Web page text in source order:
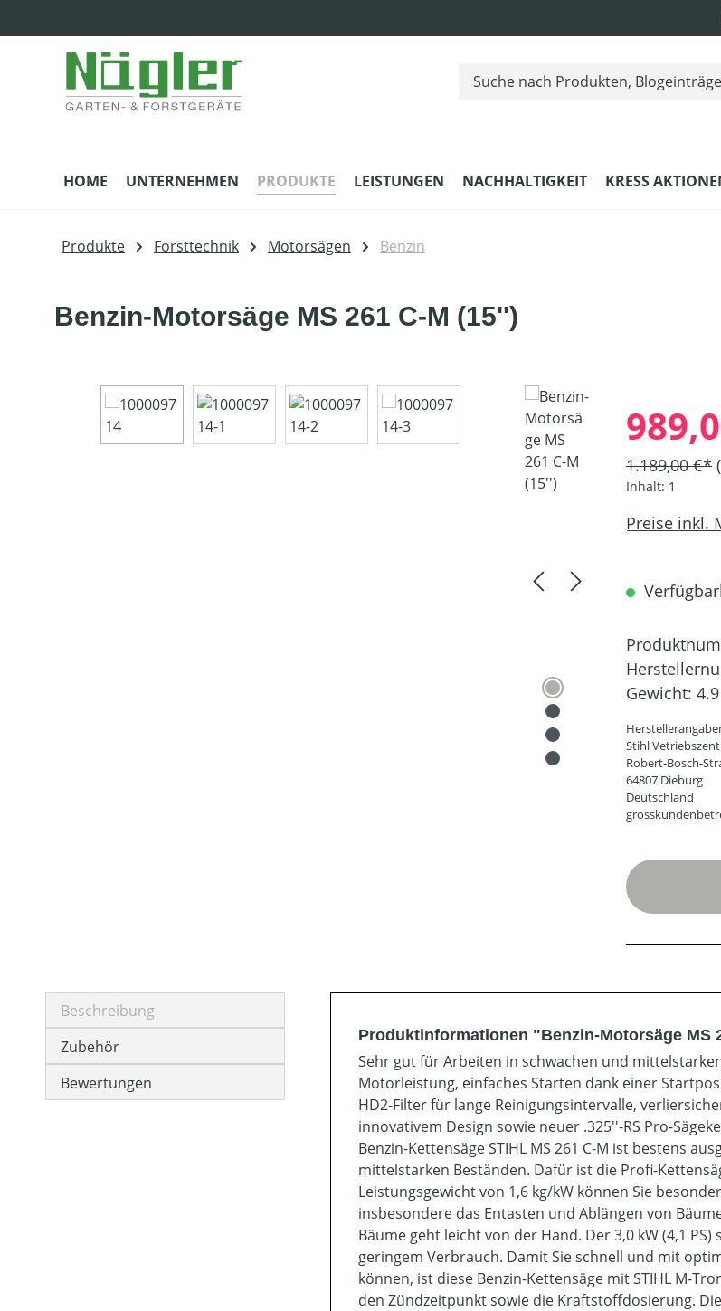
HOME UNTERNEHMEN PRODUKTE LEISTUNGEN NACHHALTIGKEIT KRESS
Produkte Forsttechnik Motorsägen Benzin
Benzin-Motorsäge MS 261 C-M (15'')
Bildergalerie überspringen
1.189,00 €*
Inhalt: 1
Preise inkl.
Gewicht:
Stihl
Robert-Bosch-
64807 Dieburg
Deutschland
Beschreibung
Zubehör
Bewertungen
Produktinformationen "Benzin-Motorsäge MS
Sehr gut für Arbeiten in schwachen und
Motorleistung, einfaches Starten dank einer
HD2-Filter für lange Reinigungsintervalle,
innovativem Design sowie neuer .325''-RS Pro-
Benzin-Kettensäge STIHL MS 261 C-M ist bestens
mittelstarken Beständen. Dafür ist die Profi-
Leistungsgewicht von 1,6 kg/kW können Sie
insbesondere das Entasten und Ablängen von
Bäume geht leicht von der Hand. Der 3,0 kW (4,1
geringem Verbrauch. Damit Sie schnell und mit
können, ist diese Benzin-Kettensäge mit STIHL M-
den Zündzeitpunkt sowie die Kraftstoffdosierung.